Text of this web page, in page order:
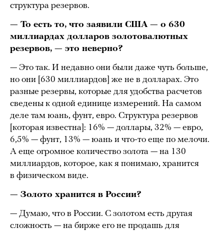
структура резервов.
— То есть то, что заявили США — о 630
миллиардах долларов золотовалютных
резервов, — это неверно?
— Это так. И недавно они были даже чуть больше,
но они [630 миллиардов] же не в долларах. Это
разные резервы, которые для удобства расчетов
сведены к одной единице измерений. На самом
деле там юань, фунт, евро. Структура резервов
[которая известна]: 16% — доллары, 32% — евро,
6,5% — фунт, 13% — юань и что-то еще по мелочи.
А еще огромное количество золота — на 130
миллиардов, которое, как я понимаю, хранится
в физическом виде.
— Золото хранится в России?
— Думаю, что в России. С золотом есть другая
сложность — на бирже его не продашь для